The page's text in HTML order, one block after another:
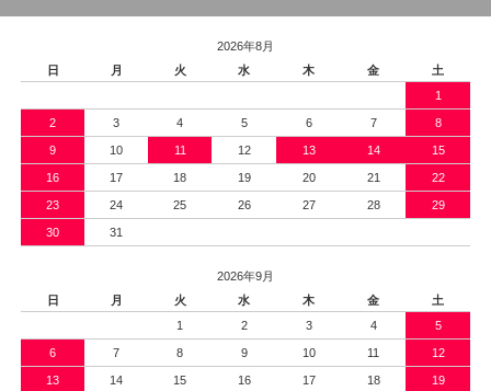
2026年8月
日
月 火 水 木 金
土
1
2 3 4 5 6 7 8
9 10 11 12 13 14 15
16 17 18 19 20 21 22
23 24 25 26 27 28 29
30 31
2026年9月
日
月 火 水 木 金
土
1
2 3 4 5
6 7 8 9 10 11 12
13 14 15 16 17 18 19